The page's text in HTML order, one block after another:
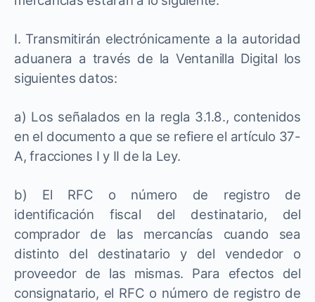
I. Transmitirán electrónicamente a la autoridad
aduanera a través de la Ventanilla Digital los
siguientes datos:
a) Los señalados en la regla 3.1.8., contenidos
en el documento a que se refiere el artículo 37-
A, fracciones I y II de la Ley.
b) El RFC o número de registro de
identificación fiscal del destinatario, del
comprador de las mercancías cuando sea
distinto del destinatario y del vendedor o
proveedor de las mismas. Para efectos del
consignatario, el RFC o número de registro de